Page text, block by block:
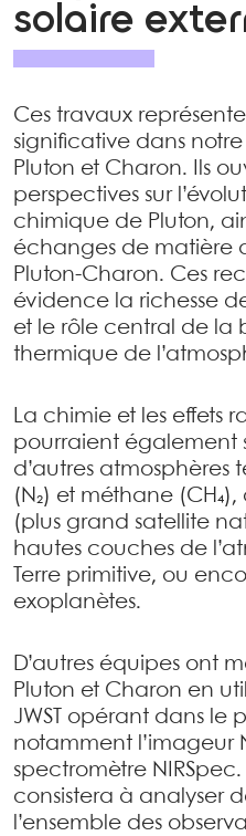
solaire
Ces travaux
significative dans
Pluton et Charon. Ils
perspectives sur
chimique de Pluton,
échanges de matière
Pluton-Charon. Ces
évidence la richesse
et le rôle central de la
thermique de
La chimie et les effets
pourraient également
d’autres atmosphères
(N₂) et méthane
(plus grand satellite
hautes couches de
Terre primitive, ou
exoplanètes.
D’autres équipes ont
Pluton et Charon en
JWST opérant dans le
notamment l’imageur
spectromètre
consistera à analyser
l’ensemble des